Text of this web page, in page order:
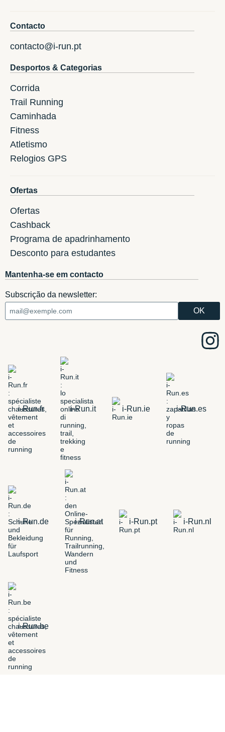
Contacto
contacto@i-run.pt
Desportos & Categorias
Corrida
Trail Running
Caminhada
Fitness
Atletismo
Relogios GPS
Ofertas
Ofertas
Cashback
Programa de apadrinhamento
Desconto para estudantes
Mantenha-se em contacto
Subscrição da newsletter:
i-Run.fr i-Run.it i-Run.ie i-Run.es
i-Run.de i-Run.at i-Run.pt i-Run.nl
i-Run.be